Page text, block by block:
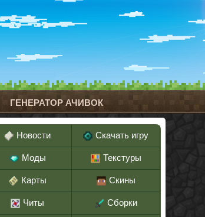
ГЕНЕРАТОР АЧИВОК
Новости Скачать игру
Моды Текстуры
Карты Скины
Читы Сборки